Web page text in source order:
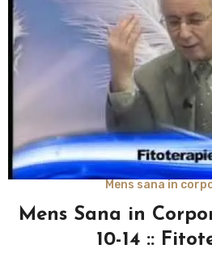
Mens sana in
Mens Sana in
10-14 ::